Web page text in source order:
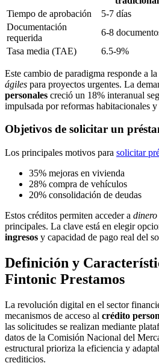
Tiempo de aprobación
5-7 días
Documentación
requerida
6-8
Tasa media (TAE)
6.5-9%
Este cambio de paradigma responde a
ágiles para proyectos urgentes. La
personales creció un 18% interanual
impulsada por reformas habitacionales
Objetivos de solicitar un
Los principales motivos para solicitar
35% mejoras en vivienda
28% compra de vehículos
20% consolidación de deudas
Estos créditos permiten acceder a dinero
principales. La clave está en elegir
ingresos y capacidad de pago real del
Definición y
Fintonic Prestamos
La revolución digital en el sector
mecanismos de acceso al crédito
las solicitudes se realizan mediante
datos de la Comisión Nacional del
estructural prioriza la eficiencia y
crediticios.